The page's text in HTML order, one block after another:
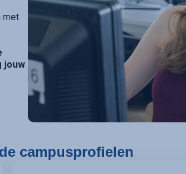
met
jouw
campusprofielen